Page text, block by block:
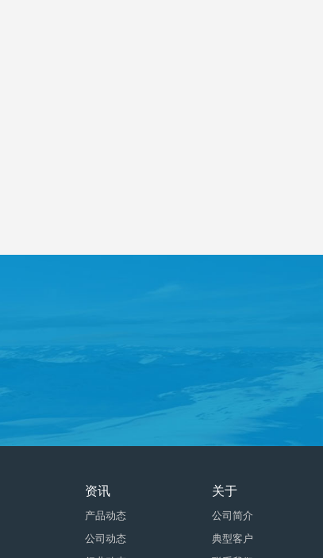
关于
公司简介
典型客户
资讯
产品动态
公司动态